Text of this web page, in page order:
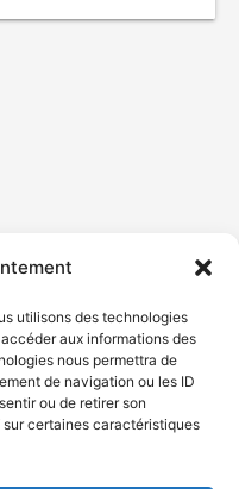
utilisons des technologies
aux informations des
nous permettra de
de navigation ou les ID
ou de retirer son
certaines caractéristiques